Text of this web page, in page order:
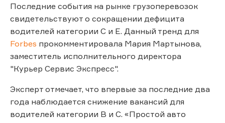
Последние события на рынке грузоперевозок
свидетельствуют о сокращении дефицита
водителей категории С и E. Данный тренд для
Forbes прокомментировала Мария Мартынова,
заместитель исполнительного директора
"Курьер Сервис Экспресс".
Эксперт отмечает, что впервые за последние два
года наблюдается снижение вакансий для
водителей категории В и С. «Простой авто